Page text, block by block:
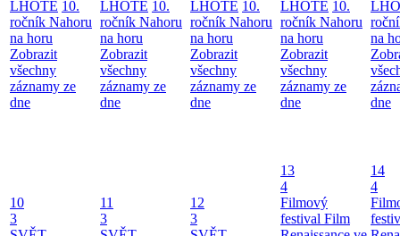
LHOTĚ 10.
ročník Nahoru
na horu
Zobrazit
všechny
záznamy ze
dne
LHOTĚ 10.
ročník Nahoru
na horu
Zobrazit
všechny
záznamy ze
dne
LHOTĚ 10.
ročník Nahoru
na horu
Zobrazit
všechny
záznamy ze
dne
LHOTĚ 10.
ročník Nahoru
na horu
Zobrazit
všechny
záznamy ze
dne
na
dne
10
3
11
3
12
3
13
4
Filmový
festival Film
14
4